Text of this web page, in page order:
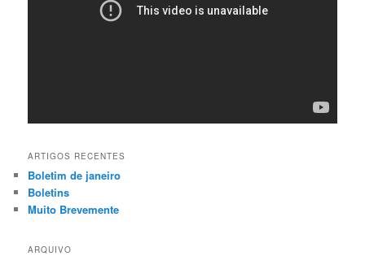
ARTIGOS RECENTES
Boletim de janeiro
Boletins
Muito Brevemente
ARQUIVO